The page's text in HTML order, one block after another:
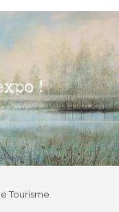
!
Tourisme